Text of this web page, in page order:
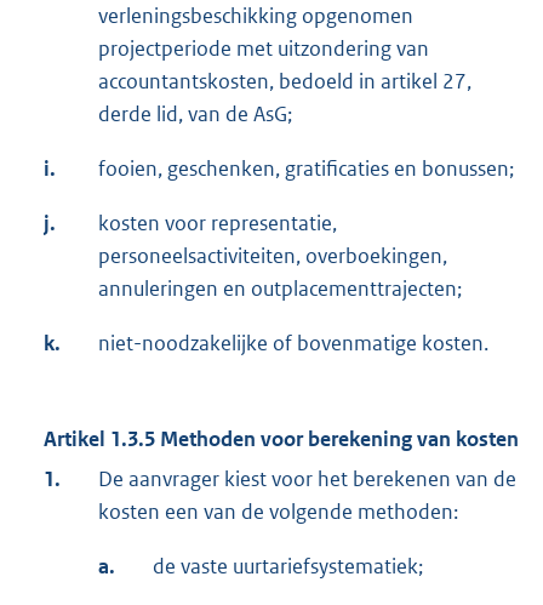
verleningsbeschikking opgenomen
projectperiode met uitzondering van
accountantskosten, bedoeld in artikel 27,
derde lid, van de AsG;
i. fooien, geschenken, gratificaties en bonussen;
j.
kosten voor representatie,
personeelsactiviteiten, overboekingen,
annuleringen en outplacementtrajecten;
k. niet-noodzakelijke of bovenmatige kosten.
Artikel 1.3.5 Methoden voor berekening van kosten
1.
De aanvrager kiest voor het berekenen van de
kosten een van de volgende methoden:
a. de vaste uurtariefsystematiek;